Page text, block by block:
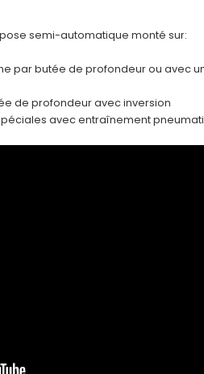
semi-automatique monté sur:
par butée de profondeur ou avec
de profondeur avec inversion
avec entraînement